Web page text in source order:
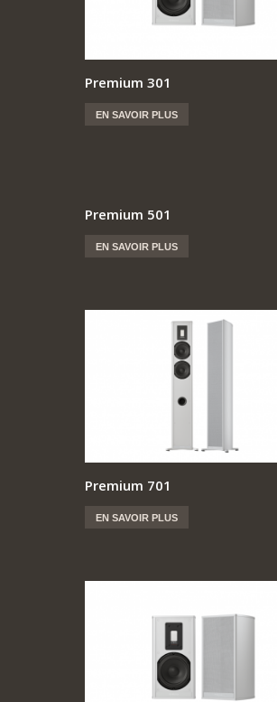
Premium 301
EN SAVOIR PLUS
Premium 501
EN SAVOIR PLUS
Premium 701
EN SAVOIR PLUS